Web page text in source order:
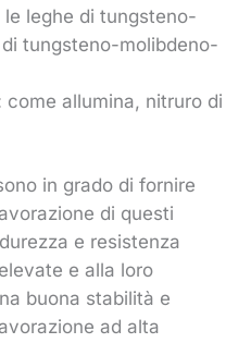
leghe di tungsteno-
tungsteno-molibdeno-
allumina, nitruro di
in grado di fornire
di questi
e resistenza
e alla loro
buona stabilità e
ad alta